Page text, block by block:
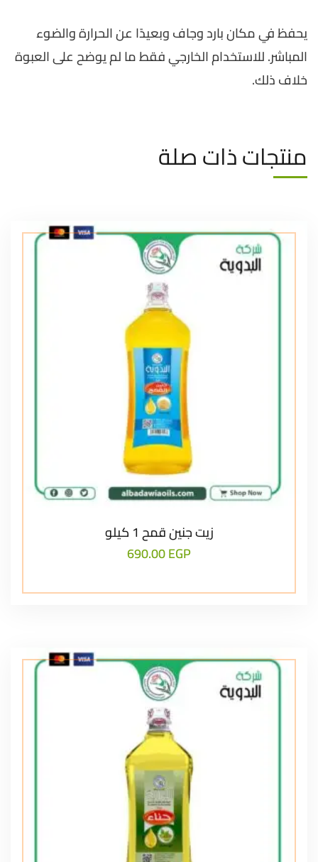
يحفظ في مكان بارد وجاف وبعيدًا عن الحرارة والضوء
المباشر. للاستخدام الخارجي فقط ما لم يوضح على العبوة
خلاف ذلك.
منتجات ذات صلة
زيت جنين قمح 1 كيلو
690.00EGP